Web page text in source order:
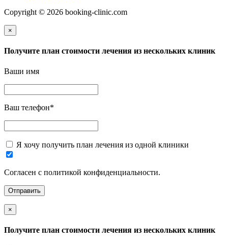
Copyright © 2026 booking-clinic.com
×
Получите план стоимости лечения из нескольких клиник
Ваши имя
Ваш телефон*
Я хочу получить план лечения из одной клиники
Согласен с политикой конфиденциальности.
×
Получите план стоимости лечения из нескольких клиник